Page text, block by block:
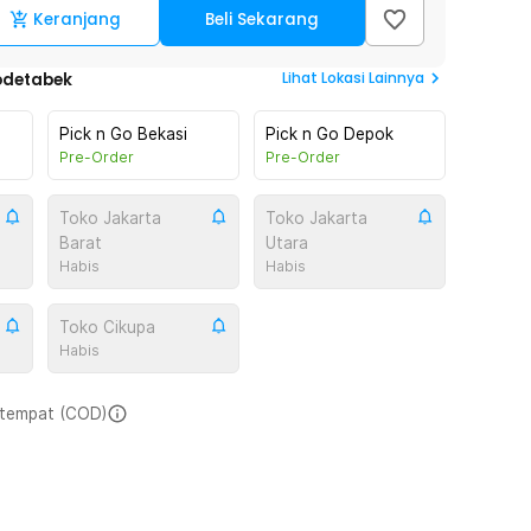
Keranjang Beli Sekarang
Lihat Lokasi Lainnya
Pick n Go Bekasi
Pre-Order
Pick n Go Depok
Pre-Order
Toko Jakarta
Barat
Habis
Toko Jakarta
Utara
Habis
Toko Cikupa
Habis
(COD)